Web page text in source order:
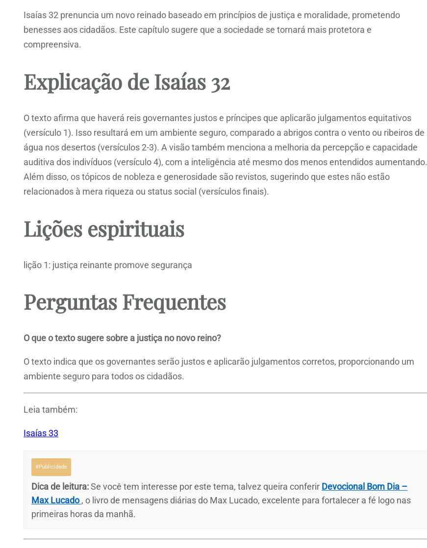
Isaías 32 prenuncia um novo reinado baseado em princípios de justiça e moralidade, prometendo
benesses aos cidadãos. Este capítulo sugere que a sociedade se tornará mais protetora e
compreensiva.
Explicação de Isaías 32
O texto afirma que haverá reis governantes justos e príncipes que aplicarão julgamentos equitativos
(versículo 1). Isso resultará em um ambiente seguro, comparado a abrigos contra o vento ou ribeiros de
água nos desertos (versículos 2-3). A visão também menciona a melhoria da percepção e capacidade
auditiva dos indivíduos (versículo 4), com a inteligência até mesmo dos menos entendidos aumentando.
Além disso, os tópicos de nobleza e generosidade são revistos, sugerindo que estes não estão
relacionados à mera riqueza ou status social (versículos finais).
Lições espirituais
lição 1: justiça reinante promove segurança
Perguntas Frequentes
O que o texto sugere sobre a justiça no novo reino?
O texto indica que os governantes serão justos e aplicarão julgamentos corretos, proporcionando um
ambiente seguro para todos os cidadãos.
Leia também:
Isaías 33
#Publicidade
Dica de leitura:Se você tem interesse por este tema, talvez queira conferir Devocional Bom Dia –
Max Lucado, o livro de mensagens diárias do Max Lucado, excelente para fortalecer a fé logo nas
primeiras horas da manhã.